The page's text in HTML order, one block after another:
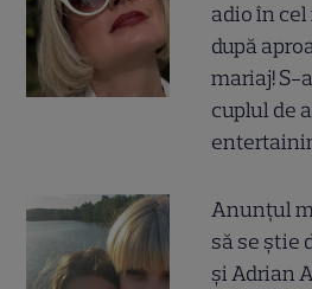
adio în
după
mariaj! S-
cuplul de
Anunțul
să se știe
și Adrian